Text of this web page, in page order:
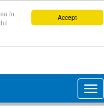
Accept
în